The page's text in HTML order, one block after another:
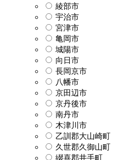
綾部市
宇治市
宮津市
亀岡市
城陽市
向日市
長岡京市
八幡市
京田辺市
京丹後市
南丹市
木津川市
乙訓郡大山崎町
久世郡久御山町
綴喜郡井手町